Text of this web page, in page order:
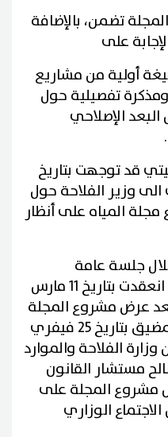
تضمن، بالإضافة
على
أولية من مشاريع
تفصيلية حول
الإصلاحي
قد توجهت بتاريخ
كتابي الى وزير الفلاحة حول
المياه على أنظار
جلسة عامة
مخصصة للأسئلة الشفاهية انعقدت بتاريخ 11 مارس
وبعد عرض مشروع المجلة
على أنظار مجلس الوزراء المضيق بتاريخ 25 فيفري
وزارة الفلاحة والموارد
مستشار القانون
مشروع المجلة على
الوزاري